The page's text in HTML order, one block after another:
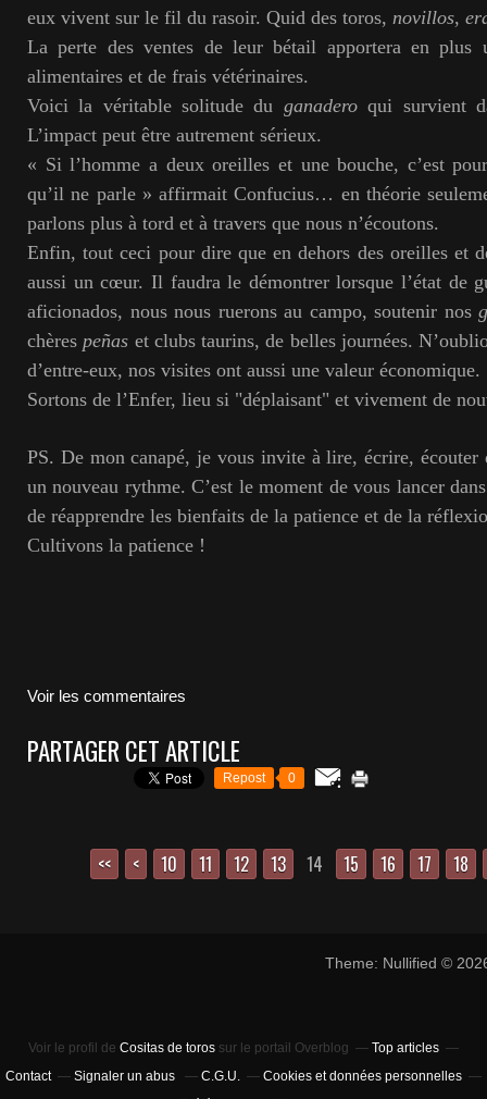
eux vivent sur le fil du rasoir. Quid des toros, novillos,
La perte des ventes de leur bétail apportera en plus
alimentaires et de frais vétérinaires.
Voici la véritable solitude du ganaderoqui survient
L’impact peut être autrement sérieux.
« Si l’homme a deux oreilles et une bouche, c’est
qu’il ne parle » affirmait Confucius… en théorie
parlons plus à tord et à travers que nous n’écoutons.
Enfin, tout ceci pour dire que en dehors des oreilles et
aussi un cœur. Il faudra le démontrer lorsque l’état de
aficionados, nous nous ruerons au campo, soutenir nos
chères peñas et clubs taurins, de belles journées.
d’entre-eux, nos visites ont aussi une valeur économique.
Sortons de l’Enfer, lieu si "déplaisant" et vivement de
PS. De mon canapé, je vous invite à lire, écrire, écouter
un nouveau rythme. C’est le moment de vous lancer
de réapprendre les bienfaits de la patience et de la
Cultivons la patience !
Voir les commentaires
PARTAGER CET ARTICLE
Repost 0
<< < 10 11 12 13 14 15 16 17 18
Theme: Nullified ©
Voir le profil de Cositas de toros sur le portail Overblog
Top articles
Contact
Signaler un abus C.G.U.
Cookies et données personnelles